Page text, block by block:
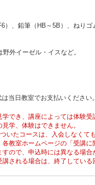
）、鉛筆（HB～5B）、ねり
外イーゼル・イスなど。
当日教室でお支払いください。
でき、講座によっては体験
学、体験はできません。
いたコースは、入会しなくて
各教室ホームページの「受講に
ので、申込時には異なる場合
される場合は、終了している